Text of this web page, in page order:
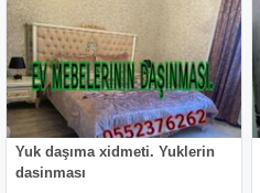
Yuk daşıma xidmeti. Yuklerin
dasinması